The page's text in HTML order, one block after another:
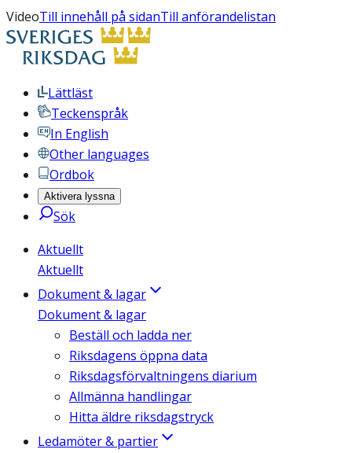
VideoTill innehåll på sidanTill anförandelistan
Lättläst
Teckenspråk
In English
Other languages
Ordbok
Aktivera lyssna
Sök
Aktuellt
Aktuellt
Dokument & lagar
Dokument & lagar
Beställ och ladda ner
Riksdagens öppna data
Riksdagsförvaltningens diarium
Allmänna handlingar
Hitta äldre riksdagstryck
Ledamöter & partier